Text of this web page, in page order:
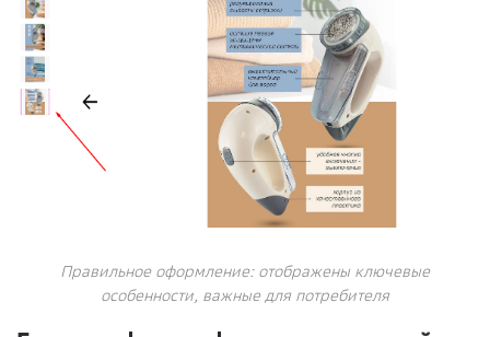
Правильное оформление: отображены ключевые
особенности, важные для потребителя